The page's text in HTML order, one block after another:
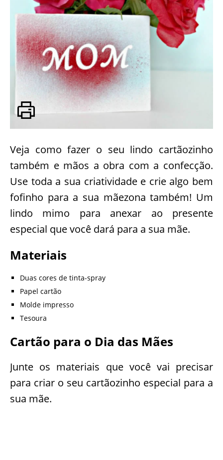
Veja como fazer o seu lindo cartãozinho
também e mãos a obra com a confecção.
Use toda a sua criatividade e crie algo bem
fofinho para a sua mãezona também! Um
lindo mimo para anexar ao presente
especial que você dará para a sua mãe.
Materiais
Duas cores de tinta-spray
Papel cartão
Molde impresso
Tesoura
Cartão para o Dia das Mães
Junte os materiais que você vai precisar
para criar o seu cartãozinho especial para a
sua mãe.